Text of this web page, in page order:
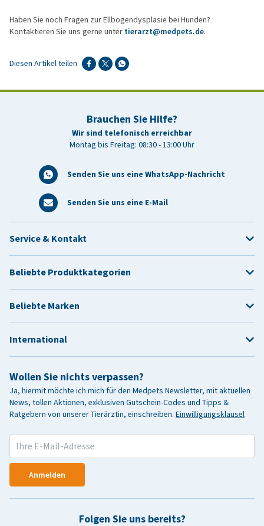
Haben Sie noch Fragen zur Ellbogendysplasie bei Hunden?
Kontaktieren Sie uns gerne unter tierarzt@medpets.de.
Diesen Artikel teilen
Brauchen Sie Hilfe?
Wir sind telefonisch erreichbar
Montag bis Freitag: 08:30 - 13:00 Uhr
Senden Sie uns eine WhatsApp-Nachricht
Senden Sie uns eine E-Mail
Wollen Sie nichts verpassen?
Ja, hiermit möchte ich mich für den Medpets Newsletter, mit aktuellen
News, tollen Aktionen, exklusiven Gutschein-Codes und Tipps &
Ratgebern von unserer Tierärztin, einschreiben. Einwilligungsklausel
Anmelden
Folgen Sie uns bereits?
Service & Kontakt
Beliebte Produktkategorien
Beliebte Marken
International